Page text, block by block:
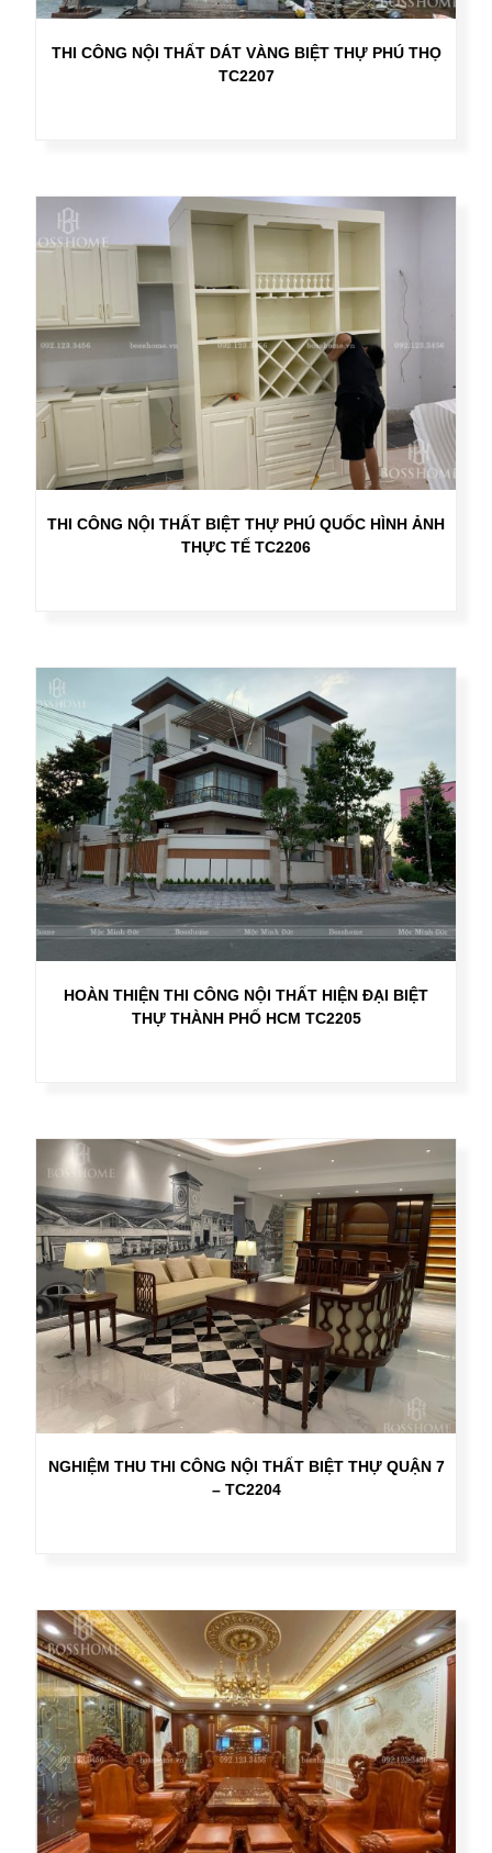
THI CÔNG NỘI THẤT DÁT VÀNG BIỆT THỰ PHÚ THỌ
TC2207
THI CÔNG NỘI THẤT BIỆT THỰ PHÚ QUỐC HÌNH ẢNH
THỰC TẾ TC2206
HOÀN THIỆN THI CÔNG NỘI THẤT HIỆN ĐẠI BIỆT
THỰ THÀNH PHỐ HCM TC2205
NGHIỆM THU THI CÔNG NỘI THẤT BIỆT THỰ QUẬN 7
– TC2204